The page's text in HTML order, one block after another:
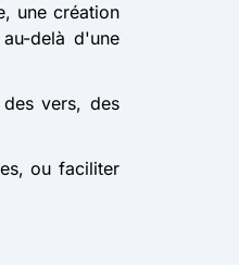
une création
delà d'une
vers, des
ou faciliter